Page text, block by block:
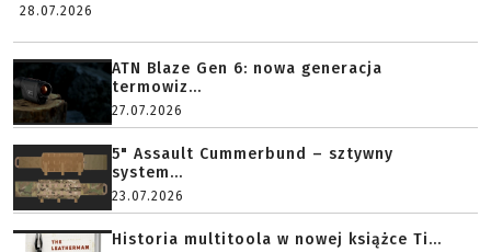
28.07.2026
ATN Blaze Gen 6: nowa generacja
termowiz...
27.07.2026
5" Assault Cummerbund – sztywny
system...
23.07.2026
Historia multitoola w nowej książce Ti...